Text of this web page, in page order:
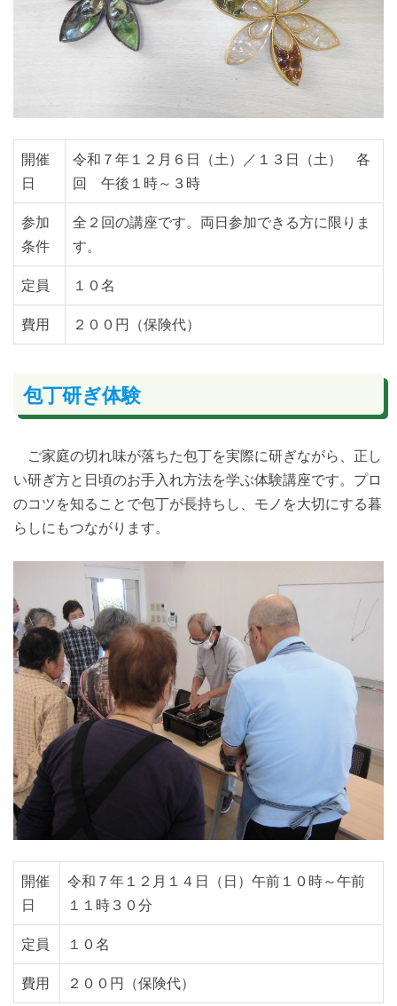
開催
日
令和７年１２月６日（土）／１３日（土） 各
回 午後１時～３時
参加
条件
全２回の講座です。両日参加できる方に限りま
す。
定員
１０名
費用
２００円（保険代）
包丁研ぎ体験
ご家庭の切れ味が落ちた包丁を実際に研ぎながら、正し
い研ぎ方と日頃のお手入れ方法を学ぶ体験講座です。プロ
のコツを知ることで包丁が長持ちし、モノを大切にする暮
らしにもつながります。
開催
日
令和７年１２月１４日（日）午前１０時～午前
１１時３０分
定員
１０名
費用
２００円（保険代）